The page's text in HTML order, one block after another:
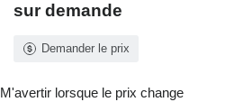
sur demande
Demander le prix
M'avertir lorsque le prix change